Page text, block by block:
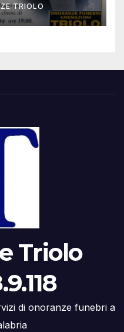
TRIOLO
Triolo
di onoranze funebri a